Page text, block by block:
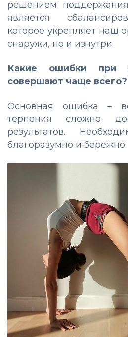
решением поддержания
является
которое укрепляет наш
снаружи, но и изнутри.
Какие ошибки при
совершают чаще всего?
Основная ошибка –
терпения сложно
результатов.
благоразумно и бережно.